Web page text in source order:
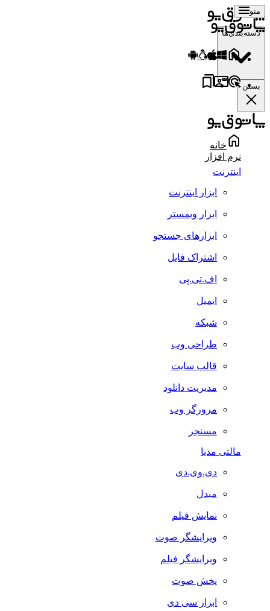
منو
دسته‌بندی‌ها
بستن
خانه
نرم افزار
اینترنت
ابزار اینترنت
ابزار وبمستر
ابزارهای جستجو
اشتراک فایل
اف.تی.پی
ایمیل
شبکه
طراحی وب
قالب سایت
مدیریت دانلود
مرورگر وب
مسنجر
مالتی مدیا
دی.وی.دی
مبدل
نمایش فیلم
ویرایشگر صوت
ویرایشگر فیلم
پخش صوت
ابزار سی دی